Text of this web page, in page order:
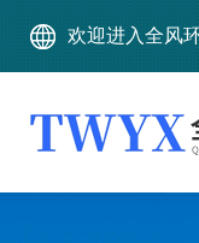
欢迎进入全风